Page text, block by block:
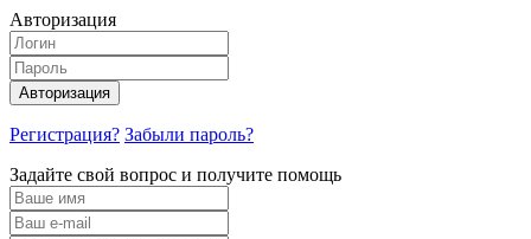
Авторизация
Авторизация
Регистрация? Забыли пароль?
Задайте свой вопрос и получите помощь